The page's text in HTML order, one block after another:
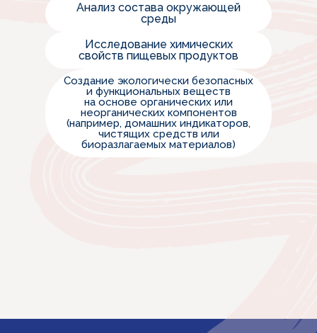
Анализ состава окружающей
среды
Исследование химических
свойств пищевых продуктов
Создание экологически безопасных
и функциональных веществ
на основе органических или
неорганических компонентов
(например, домашних индикаторов,
чистящих средств или
биоразлагаемых материалов)